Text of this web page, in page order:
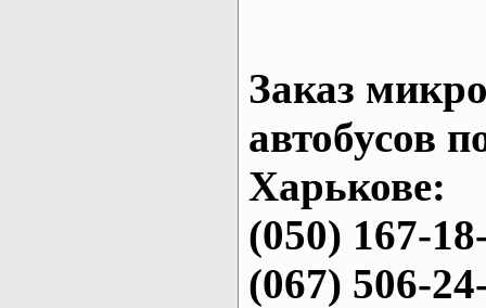
Заказ
автобусов
Харькове:
(050) 167-
(067) 506-